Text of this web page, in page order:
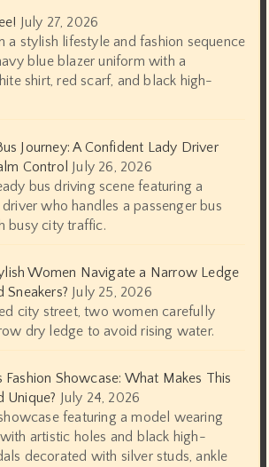
July 27, 2026
a stylish lifestyle and fashion sequence
blue blazer uniform with a
shirt, red scarf, and black high-
Journey: A Confident Lady Driver
Control July 26, 2026
bus driving scene featuring a
who handles a passenger bus
busy city traffic.
Women Navigate a Narrow Ledge
Sneakers? July 25, 2026
city street, two women carefully
dry ledge to avoid rising water.
Fashion Showcase: What Makes This
Unique? July 24, 2026
featuring a model wearing
artistic holes and black high-
decorated with silver studs, ankle